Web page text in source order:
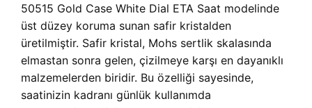
50515 Gold Case White Dial ETA Saat modelinde
üst düzey koruma sunan safir kristalden
üretilmiştir. Safir kristal, Mohs sertlik skalasında
elmastan sonra gelen, çizilmeye karşı en dayanıklı
malzemelerden biridir. Bu özelliği sayesinde,
saatinizin kadranı günlük kullanımda